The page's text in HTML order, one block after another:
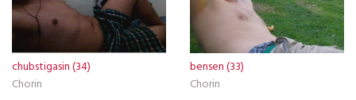
chubstigasin (34)
Chorin
bensen (33)
Chorin